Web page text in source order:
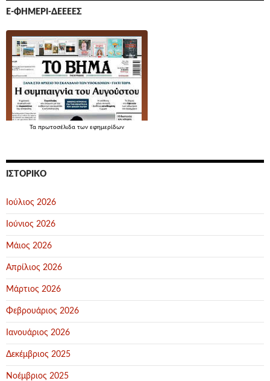
Ε-ΦΗΜΕΡΊ-ΔΕΕΕΕΣ
Τα πρωτοσέλιδα των εφημερίδων
ΙΣΤΟΡΙΚΌ
Ιούλιος 2026
Ιούνιος 2026
Μάιος 2026
Απρίλιος 2026
Μάρτιος 2026
Φεβρουάριος 2026
Ιανουάριος 2026
Δεκέμβριος 2025
Νοέμβριος 2025